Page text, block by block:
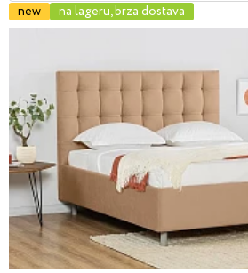
new na lageru, brza dostava